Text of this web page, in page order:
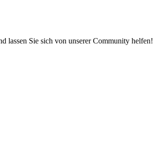
lassen Sie sich von unserer Community helfen!